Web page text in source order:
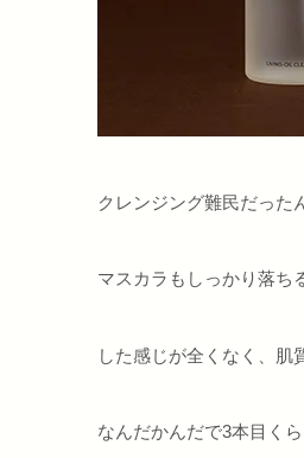
クレンジング難民だった
マスカラもしっかり落ち
した感じが全くなく、肌
なんだかんだで3本目く